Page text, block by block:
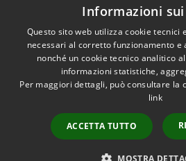
Dichiarazione di accessibilità
RSS
Informazioni
Questo sito web utilizza cookie tecnici
necessari al corretto funzionamento e
nonché un cookie tecnico analitico
informazioni statistiche,
Per maggiori dettagli, può consultare la
link
ACCETTA TUTTO
MOSTRA